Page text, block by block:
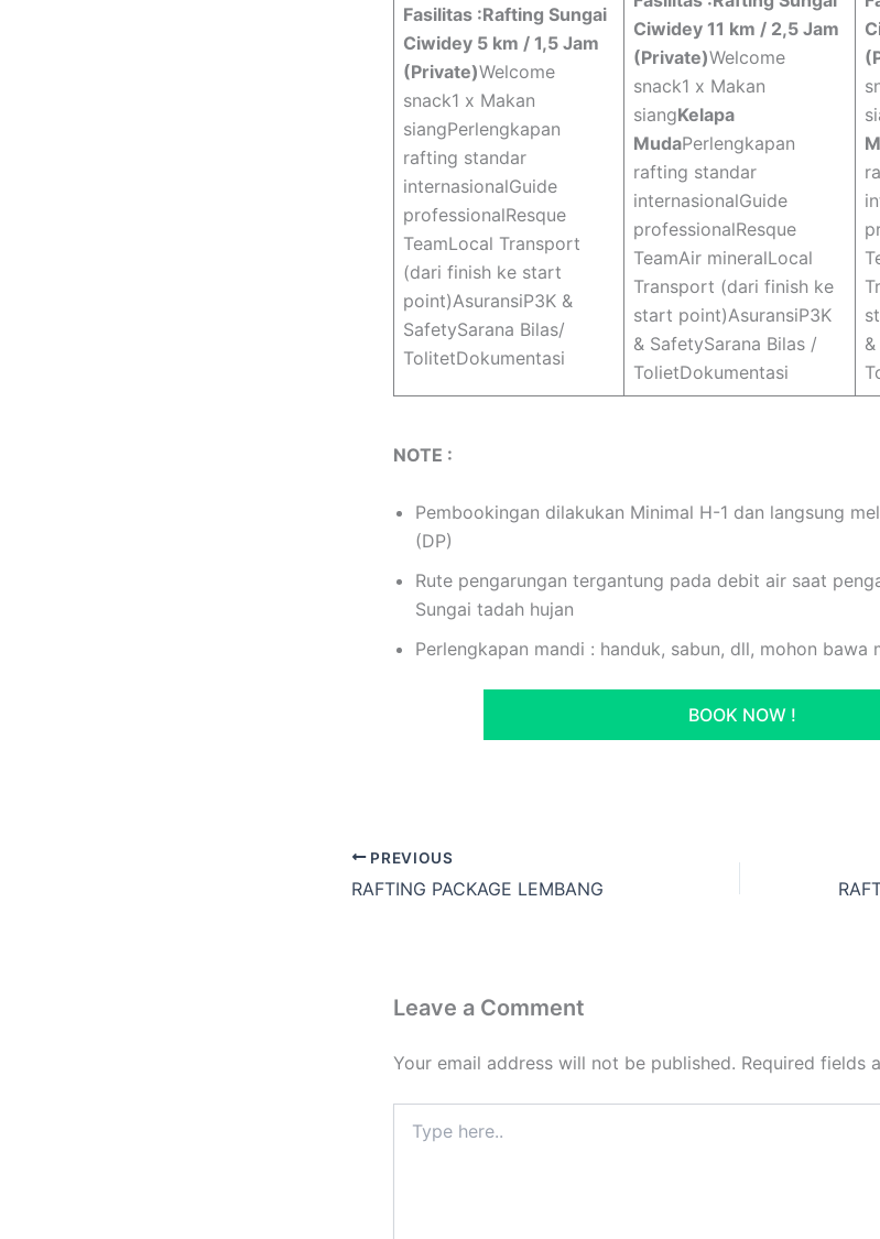
Fasilitas :Rafting Sungai
Ciwidey 5 km / 1,5 Jam
(Private)Welcome
snack1 x Makan
siangPerlengkapan
rafting standar
internasionalGuide
professionalResque
TeamLocal Transport
(dari finish ke start
point)AsuransiP3K &
SafetySarana Bilas/
TolitetDokumentasi
Ciwidey 11 km / 2,5 Jam
(Private)Welcome
snack1 x Makan
siangKelapa
MudaPerlengkapan
rafting standar
internasionalGuide
professionalResque
TeamAir mineralLocal
Transport (dari finish ke
start point)AsuransiP3K
& SafetySarana Bilas /
TolietDokumentasi
NOTE :
Pembookingan dilakukan Minimal H-1 dan langsung
(DP)
Rute pengarungan tergantung pada debit air saat
Sungai tadah hujan
Perlengkapan mandi : handuk, sabun, dll, mohon bawa
BOOK NOW !
PREVIOUS
RAFTING PACKAGE LEMBANG
Leave a Comment
Your email address will not be published. Required fields
here..